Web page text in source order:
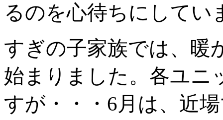
るのを心待ちにしてい
すぎの子家族では、暖
始まりました。各ユニ
すが・・・6月は、近